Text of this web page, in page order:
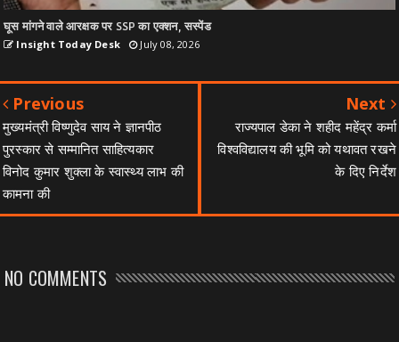
घूस मांगने वाले आरक्षक पर SSP का एक्शन, सस्पेंड
Insight Today Desk July 08, 2026
Previous
मुख्यमंत्री विष्णुदेव साय ने ज्ञानपीठ
पुरस्कार से सम्मानित साहित्यकार
विनोद कुमार शुक्ला के स्वास्थ्य लाभ की
कामना की
Next
राज्यपाल डेका ने शहीद महेंद्र कर्मा
विश्वविद्यालय की भूमि को यथावत रखने
के दिए निर्देश
NO COMMENTS